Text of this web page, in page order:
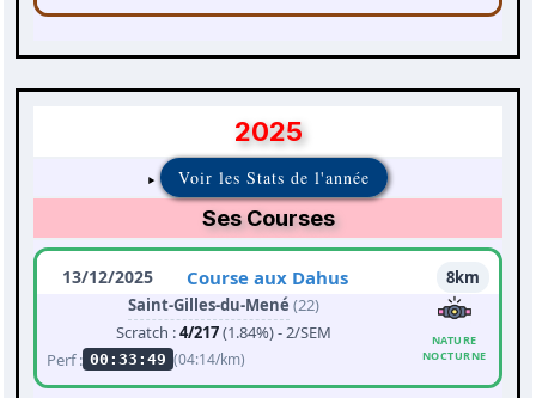
2025
Voir les Stats de l'année
Ses Courses
13/12/2025 Course aux Dahus
8km
Saint-Gilles-du-Mené (22)
Scratch :4/217(1.84%) - 2/SEM
Perf : 00:33:49 (04:14/km)
NATURE
NOCTURNE